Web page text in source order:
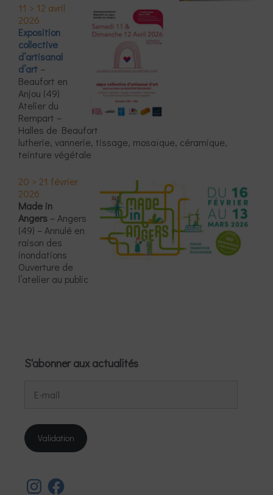
11 > 12 avril
2026
Exposition
collective
d’artisanal
d’art –
Beaufort en
Anjou (49)
Atelier du
Rempart –
Halles de Beaufort
lutherie, vannerie, tissage, mosaïque, céramique,
teinture végétale
20 > 21 février
2026
Made in
Angers – Angers
(49) – Annulé en
raison des
inondations
Ouverture de
l’atelier au public
S'abonner aux actualités
mail
Validation
InstagramFacebook